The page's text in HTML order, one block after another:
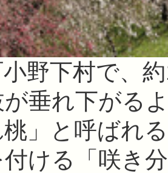
野下村で、
が垂れ下がる
桃」と呼ばれ
ける「咲き